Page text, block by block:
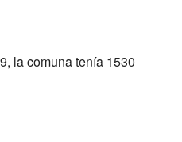
la comuna tenía 1530